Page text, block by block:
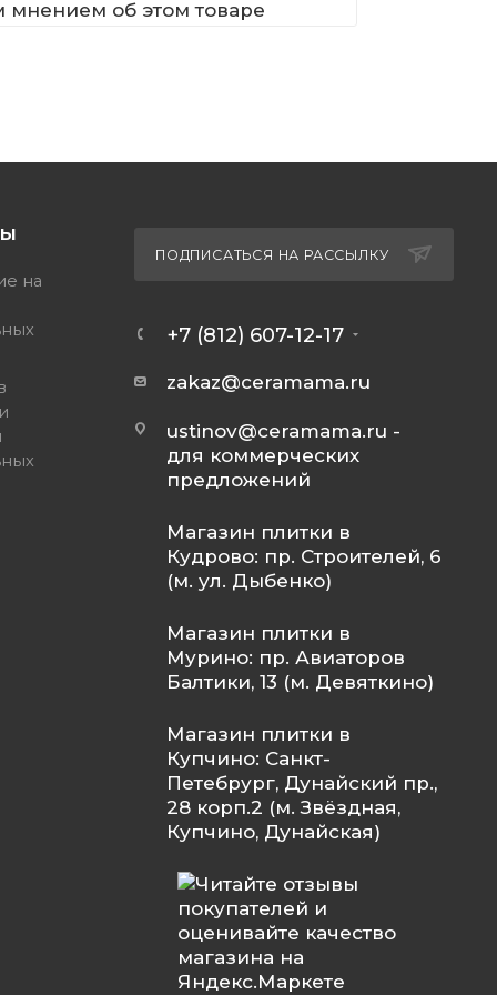
мнением об этом товаре
на
ПОДПИСАТЬСЯ НА РАССЫЛКУ
+7 (812) 607-12-17
zakaz@ceramama.ru
ustinov@ceramama.ru -
для коммерческих
предложений
Магазин плитки в
Кудрово: пр. Строителей, 6
(м. ул. Дыбенко)
Магазин плитки в
Мурино: пр. Авиаторов
Балтики, 13 (м. Девяткино)
Магазин плитки в
Купчино: Санкт-
Петебрург, Дунайский пр.,
28 корп.2 (м. Звёздная,
Купчино, Дунайская)